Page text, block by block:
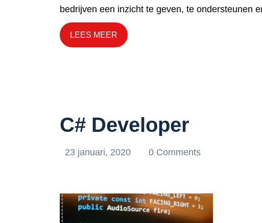
bedrijven een inzicht te geven, te ondersteunen
LEES MEER
C# Developer
23 januari, 2020 0 Comments